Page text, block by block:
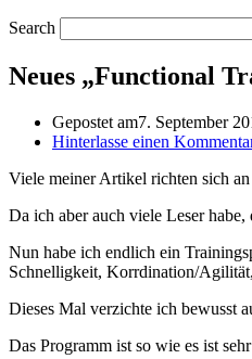
Search
Neues „Functional
Gepostet am7. September
Hinterlasse einen
Viele meiner Artikel richten sich
Da ich aber auch viele Leser
Nun habe ich endlich ein
Schnelligkeit, Korrdination/
Dieses Mal verzichte ich bewusst
Das Programm ist so wie es ist